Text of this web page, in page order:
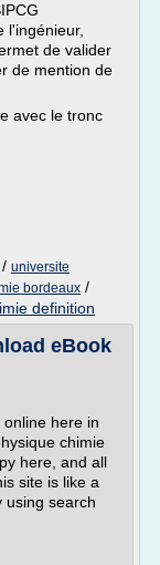
l'ingénieur,
de valider
de mention de
avec le tronc
/ universite
bordeaux /
definition
eBook
here in
chimie
here, and all
site is like a
using search